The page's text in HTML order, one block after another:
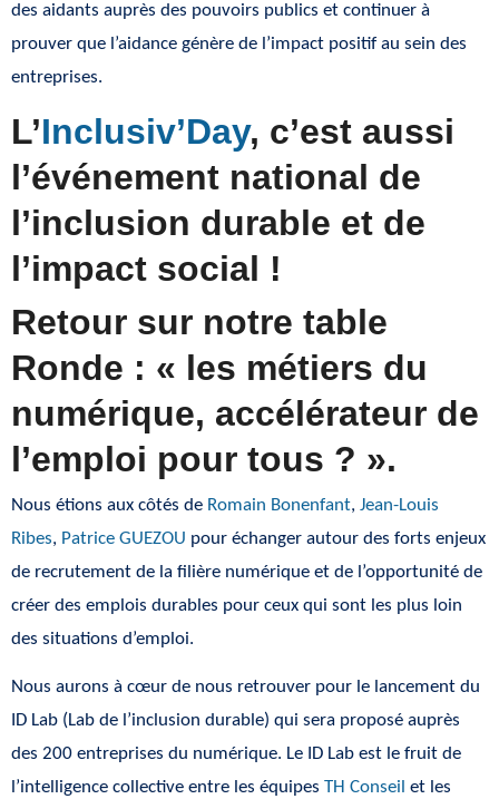
des aidants auprès des pouvoirs publics et continuer à
prouver que l’aidance génère de l’impact positif au sein des
entreprises.
L’Inclusiv’Day, c’est aussi
l’événement national de
l’inclusion durable et de
l’impact social !
Retour sur notre table
Ronde : « les métiers du
numérique, accélérateur de
l’emploi pour tous ? ».
Nous étions aux côtés de Romain Bonenfant, Jean-Louis
Ribes, Patrice GUEZOU pour échanger autour des forts enjeux
de recrutement de la filière numérique et de l’opportunité de
créer des emplois durables pour ceux qui sont les plus loin
des situations d’emploi.
Nous aurons à cœur de nous retrouver pour le lancement du
ID Lab (Lab de l’inclusion durable) qui sera proposé auprès
des 200 entreprises du numérique. Le ID Lab est le fruit de
l’intelligence collective entre les équipes TH Conseil et les